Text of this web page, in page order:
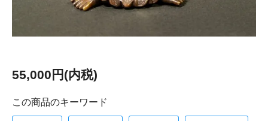
55,000円(内税)
この商品のキーワード